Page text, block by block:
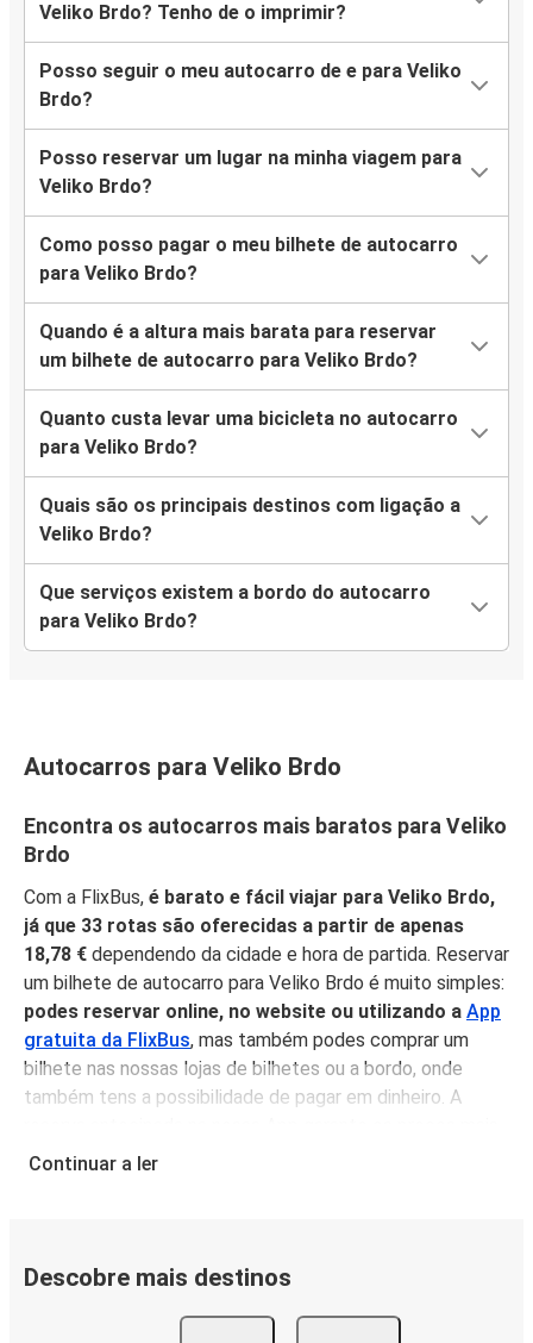
Veliko Brdo? Tenho de o imprimir?
Posso seguir o meu autocarro de e para Veliko
Brdo?
Posso reservar um lugar na minha viagem para
Veliko Brdo?
Como posso pagar o meu bilhete de autocarro
para Veliko Brdo?
Quando é a altura mais barata para reservar
um bilhete de autocarro para Veliko Brdo?
Quanto custa levar uma bicicleta no autocarro
para Veliko Brdo?
Quais são os principais destinos com ligação a
Veliko Brdo?
Que serviços existem a bordo do autocarro
para Veliko Brdo?
Autocarros para Veliko Brdo
Encontra os autocarros mais baratos para Veliko
Brdo
Com a FlixBus, é barato e fácil viajar para Veliko Brdo,
já que 33 rotas são oferecidas a partir de apenas
18,78 € dependendo da cidade e hora de partida. Reservar
um bilhete de autocarro para Veliko Brdo é muito simples:
podes reservar online, no website ou utilizando a App
gratuita da FlixBus, mas também podes comprar um
bilhete nas nossas lojas de bilhetes ou a bordo, onde
também tens a possibilidade de pagar em dinheiro. A
baixos, enão é necessário imprimir o teu bilhete
Porquê viajar para Veliko Brdo com a FlixBus
Podes chegar a Veliko Brdo a partir de 33 cidades
Continuar a ler
Descobre mais destinos